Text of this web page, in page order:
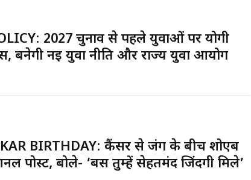
2027 चुनाव से पहले युवाओं पर योगी
बनेगी नई युवा नीति और राज्य युवा आयोग
BIRTHDAY: कैंसर से जंग के बीच शोएब
पोस्ट, बोले- ‘बस तुम्हें सेहतमंद जिंदगी मिले’